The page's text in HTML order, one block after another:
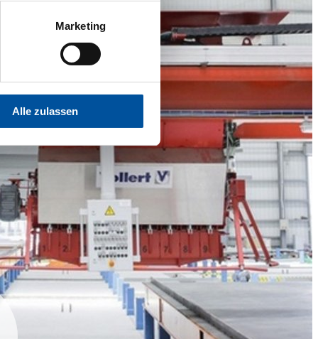
Marketing
Alle zulassen